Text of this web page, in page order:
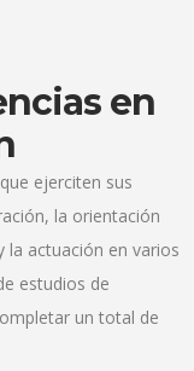
en
ejerciten sus
la orientación
la actuación en varios
estudios de
un total de